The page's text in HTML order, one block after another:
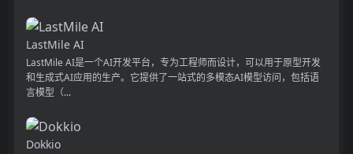
LastMile AI
LastMile AI是一个AI开发平台，专为工程师而设计，可以用于原型开发
和生成式AI应用的生产。它提供了一站式的多模态AI模型访问，包括语
言模型（...
Dokkio